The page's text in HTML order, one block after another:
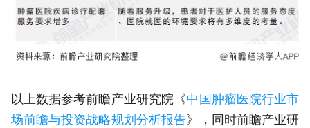
以上数据参考前瞻产业研究院《中国肿瘤医院行业市
场前瞻与投资战略规划分析报告》，同时前瞻产业研